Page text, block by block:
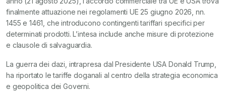
finalmente attuazione nei regolamenti UE 25 giugno 2026, nn.
1455 e 1461, che introducono contingenti tariffari specifici per
determinati prodotti. L’intesa include anche misure di protezione
e clausole di salvaguardia.
La guerra dei dazi, intrapresa dal Presidente USA Donald Trump,
ha riportato le tariffe doganali al centro della strategia economica
e geopolitica dei Governi.